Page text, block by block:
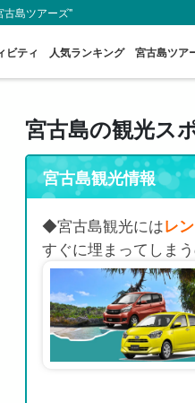
古島ツアーズ"
ビティ 人気ランキング 宮古島ツア
OK
スポットから
探す
送迎付きプラン
宮古島の観光ス
宮古島観光情報
◆宮古島観光にはレ
すぐに埋まってしま